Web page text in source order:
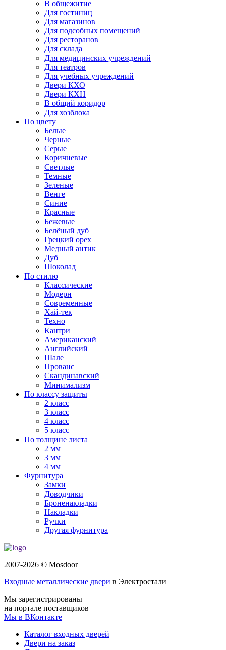
В общежитие
Для гостиниц
Для магазинов
Для подсобных помещений
Для ресторанов
Для склада
Для медицинских учреждений
Для театров
Для учебных учреждений
Двери КХО
Двери КХН
В общий коридор
Для хозблока
По цвету
Белые
Черные
Серые
Коричневые
Светлые
Темные
Зеленые
Венге
Синие
Красные
Бежевые
Белёный дуб
Грецкий орех
Медный антик
Дуб
Шоколад
По стилю
Классические
Модерн
Современные
Хай-тек
Техно
Кантри
Американский
Английский
Шале
Прованс
Скандинавский
Минимализм
По классу защиты
2 класс
3 класс
4 класс
5 класс
По толщине листа
2 мм
3 мм
4 мм
Фурнитура
Замки
Доводчики
Броненакладки
Накладки
Ручки
Другая фурнитура
2007-2026 © Mosdoor
Входные металлические двери в Электростали
Мы зарегистрированы
на портале поставщиков
Мы в ВКонтакте
Каталог входных дверей
Двери на заказ